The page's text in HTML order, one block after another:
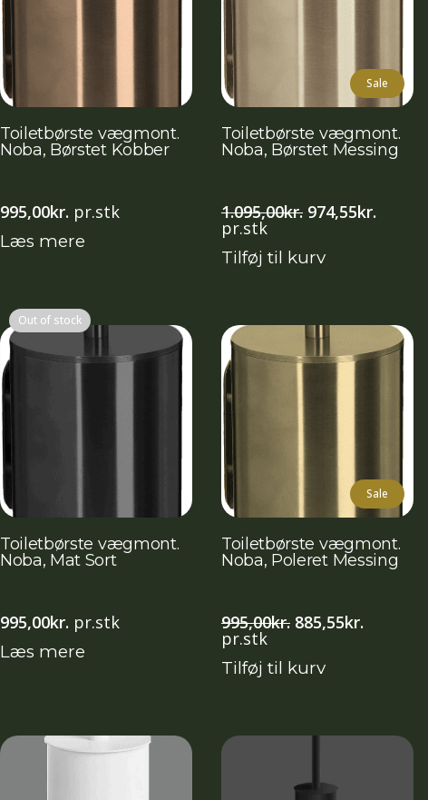
Toiletbørste vægmont.
Noba, Børstet Kobber
995,00kr. pr.stk
Læs mere
Sale
Toiletbørste vægmont.
Noba, Børstet Messing
1.095,00kr. Den
oprindelige
var:
974,55kr.
pr.stk
Tilføj til kurv
Out of stock
Toiletbørste vægmont.
Noba, Mat Sort
995,00kr. pr.stk
Læs mere
Sale
Toiletbørste vægmont.
Noba, Poleret Messing
995,00kr. Den
oprindelige
var:
885,55kr.
pr.stk
Tilføj til kurv